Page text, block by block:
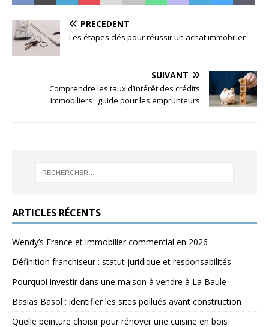
PRÉCÉDENT
Les étapes clés pour réussir un achat immobilier
SUIVANT
Comprendre les taux d’intérêt des crédits
immobiliers : guide pour les emprunteurs
ARTICLES RÉCENTS
Wendy’s France et immobilier commercial en 2026
Définition franchiseur : statut juridique et responsabilités
Pourquoi investir dans une maison à vendre à La Baule
Basias Basol : identifier les sites pollués avant construction
Quelle peinture choisir pour rénover une cuisine en bois